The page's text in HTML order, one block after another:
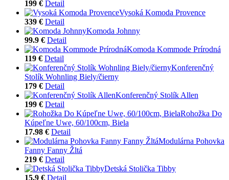
199 € Detail
Vysoká Komoda Provence
339 € Detail
Komoda Johnny
99.9 € Detail
Komoda Kommode Prírodná
119 € Detail
Konferenčný
Stolík Wohnling Biely/čierny
179 € Detail
Konferenčný Stolík Allen
199 € Detail
Rohožka Do
Kúpeľne Uwe, 60/100cm, Biela
17.98 € Detail
Modulárna Pohovka
Fanny Fanny Žltá
219 € Detail
Detská Stolička Tibby
15.9 € Detail